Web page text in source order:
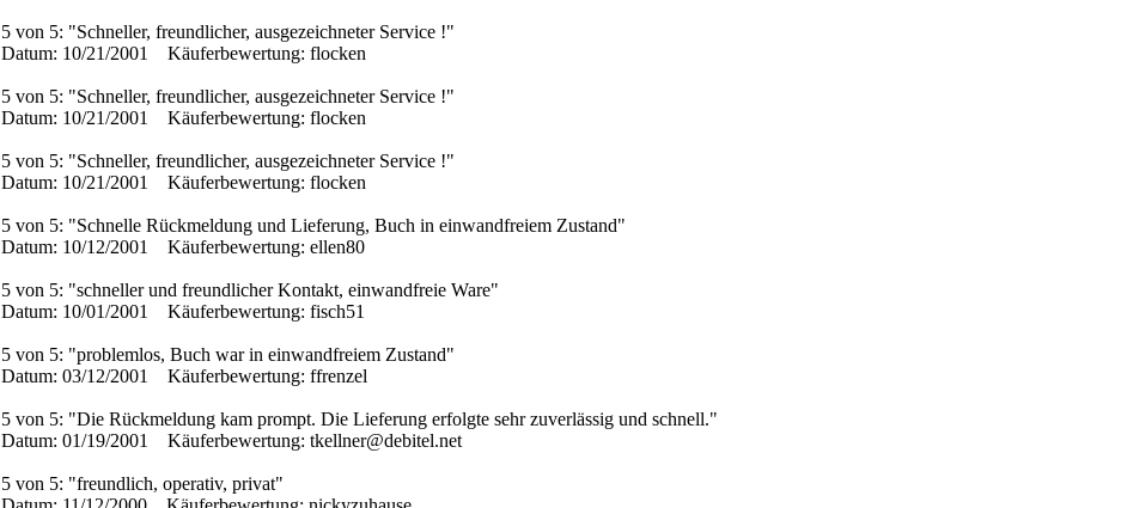
5 von 5: "Schneller, freundlicher, ausgezeichneter Service !"
Datum: 10/21/2001 Käuferbewertung: flocken
5 von 5: "Schneller, freundlicher, ausgezeichneter Service !"
Datum: 10/21/2001 Käuferbewertung: flocken
5 von 5: "Schneller, freundlicher, ausgezeichneter Service !"
Datum: 10/21/2001 Käuferbewertung: flocken
5 von 5: "Schnelle Rückmeldung und Lieferung, Buch in einwandfreiem Zustand"
Datum: 10/12/2001 Käuferbewertung: ellen80
5 von 5: "schneller und freundlicher Kontakt, einwandfreie Ware"
Datum: 10/01/2001 Käuferbewertung: fisch51
5 von 5: "problemlos, Buch war in einwandfreiem Zustand"
Datum: 03/12/2001 Käuferbewertung: ffrenzel
5 von 5: "Die Rückmeldung kam prompt. Die Lieferung erfolgte sehr zuverlässig und schnell."
Datum: 01/19/2001 Käuferbewertung: tkellner@debitel.net
5 von 5: "freundlich, operativ, privat"